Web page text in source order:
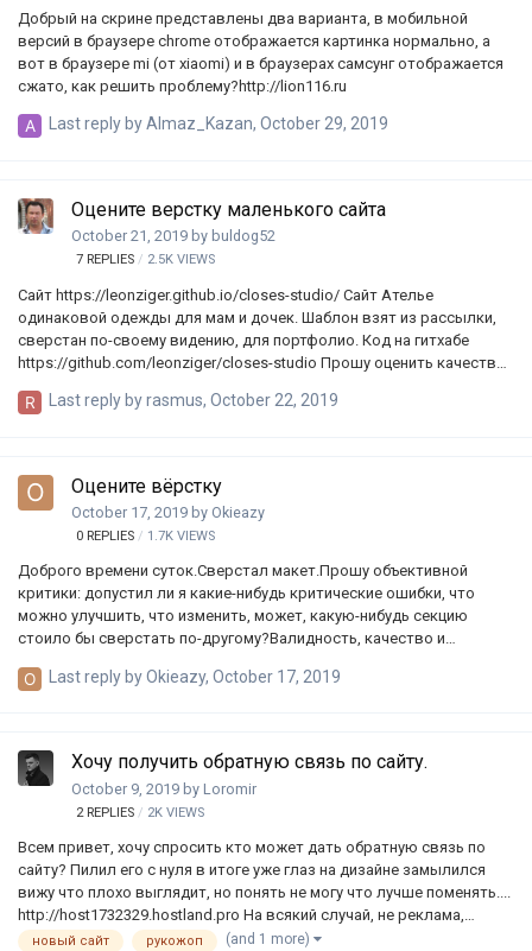
Добрый на скрине представлены два варианта, в мобильной
версий в браузере chrome отображается картинка нормально, а
вот в браузере mi (от xiaomi) и в браузерах самсунг отображается
сжато, как решить проблему?http://lion116.ru
Last reply byAlmaz_Kazan, October 29, 2019
Оцените верстку маленького сайта
October 21, 2019 by buldog52
7 REPLIES 2.5K VIEWS
Сайт https://leonziger.github.io/closes-studio/ Сайт Ателье
одинаковой одежды для мам и дочек. Шаблон взят из рассылки,
сверстан по-своему видению, для портфолио. Код на гитхабе
https://github.com/leonziger/closes-studio Прошу оценить качество
Last reply byrasmus, October 22, 2019
Оцените вёрстку
October 17, 2019 by Okieazy
0 REPLIES 1.7K VIEWS
Доброго времени суток.Сверстал макет.Прошу объективной
критики: допустил ли я какие-нибудь критические ошибки, что
можно улучшить, что изменить, может, какую-нибудь секцию
стоило бы сверстать по-другому?Валидность, качество и
https://github.com/Okitonori/ActiveBox
Last reply byOkieazy, October 17, 2019
Хочу получить обратную связь по сайту.
October 9, 2019 by Loromir
2 REPLIES 2K VIEWS
Всем привет, хочу спросить кто может дать обратную связь по
сайту? Пилил его с нуля в итоге уже глаз на дизайне замылился
вижу что плохо выглядит, но понять не могу что лучше поменять....
http://host1732329.hostland.pro На всякий случай, не реклама,
поэтому все номера удалены, и хостинг пока отвязал от сайта)
новый сайт рукожоп (and 1 more)